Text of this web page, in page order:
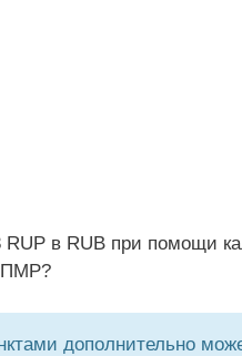
RUP в RUB при помощи
ПМР?
дополнительно